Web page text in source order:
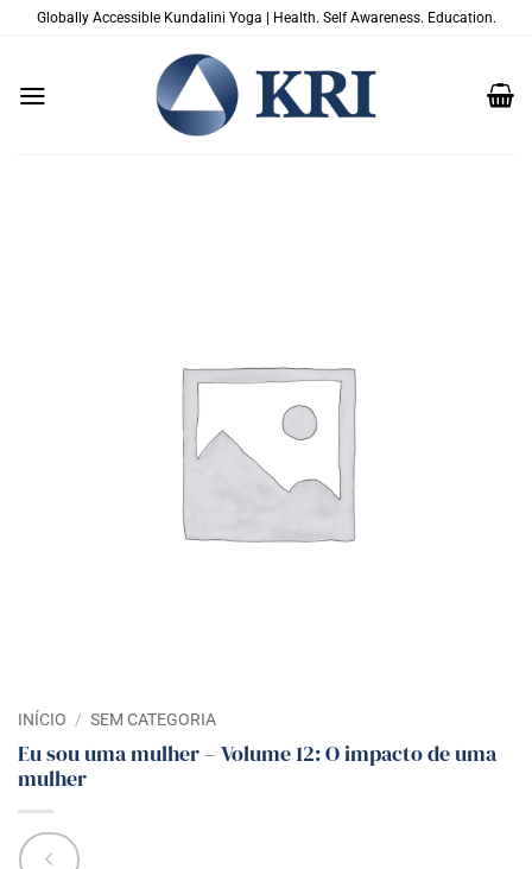
Globally Accessible Kundalini Yoga | Health. Self Awareness. Education.
INÍCIO / SEM CATEGORIA
Eu sou uma mulher – Volume 12: O impacto de uma
mulher